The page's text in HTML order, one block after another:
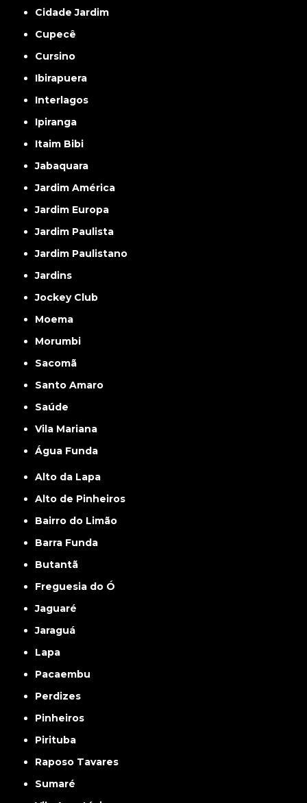
Cidade Jardim
Cupecê
Cursino
Ibirapuera
Interlagos
Ipiranga
Itaim Bibi
Jabaquara
Jardim América
Jardim Europa
Jardim Paulista
Jardim Paulistano
Jardins
Jockey Club
Moema
Morumbi
Sacomã
Santo Amaro
Saúde
Vila Mariana
Água Funda
Alto da Lapa
Alto de Pinheiros
Bairro do Limão
Barra Funda
Butantã
Freguesia do Ó
Jaguaré
Jaraguá
Lapa
Pacaembu
Perdizes
Pinheiros
Pirituba
Raposo Tavares
Sumaré